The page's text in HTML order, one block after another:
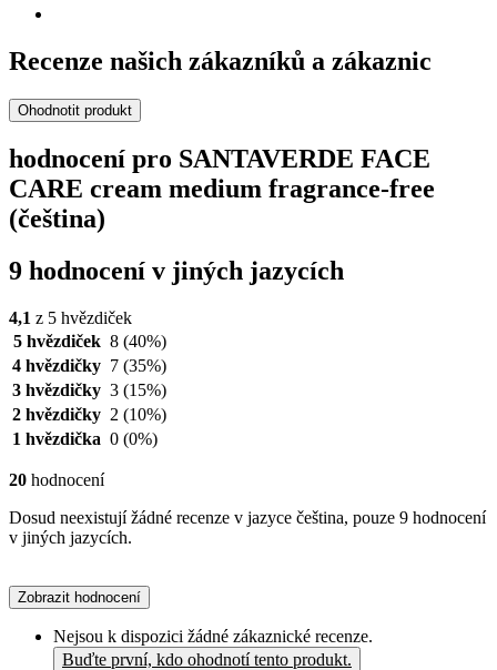
Recenze našich zákazníků a zákaznic
Ohodnotit produkt
hodnocení pro SANTAVERDE FACE
CARE cream medium fragrance-free
(čeština)
9 hodnocení v jiných jazycích
4,1 z 5 hvězdiček
5 hvězdiček 8 (40%)
4 hvězdičky 7 (35%)
3 hvězdičky 3 (15%)
2 hvězdičky 2 (10%)
1 hvězdička 0 (0%)
20 hodnocení
Dosud neexistují žádné recenze v jazyce čeština, pouze 9 hodnocení
v jiných jazycích.
Zobrazit hodnocení
Nejsou k dispozici žádné zákaznické recenze.
Buďte první, kdo ohodnotí tento produkt.